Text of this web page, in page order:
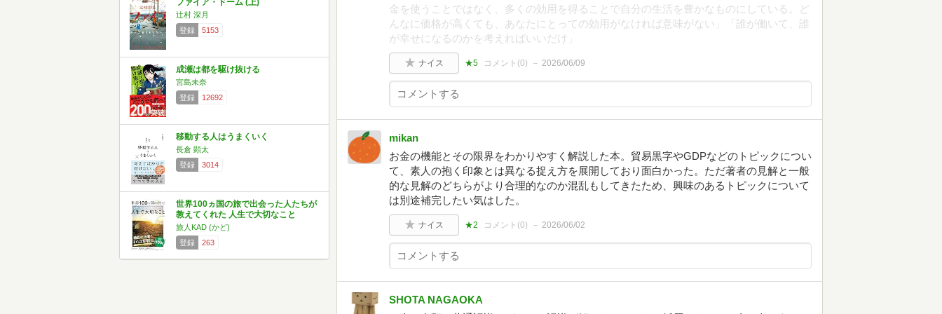
ファイア・ドーム (上)
辻村 深月
登録
5153
成瀬は都を駆け抜ける
宮島未奈
登録
12692
移動する人はうまくいく
長倉 顕太
登録
3014
世界100ヵ国の旅で出会った人たちが
教えてくれた 人生で大切なこと
旅人KAD (かど)
登録
263
金を使うことではなく、多くの効用を得ることで自分の生活を豊かなものにしている。ど
んなに価格が高くても、あなたにとっての効用がなければ意味がない」「誰が働いて、誰
が幸せになるのかを考えればいいだけ」
ナイス ★5 コメント(0) 2026/06/09
mikan
お金の機能とその限界をわかりやすく解説した本。貿易黒字やGDPなどのトピックについ
て、素人の抱く印象とは異なる捉え方を展開しており面白かった。ただ著者の見解と一般
的な見解のどちらがより合理的なのか混乱もしてきたため、興味のあるトピックについて
は別途補完したい気はした。
ナイス ★2 コメント(0) 2026/06/02
SHOTA NAGAOKA